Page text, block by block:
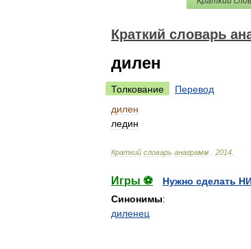
Краткий словарь
дилен
Толкование
Перевод
дилен
ледин
Краткий словарь анаграмм 2014
Игры ⚽
Нужно сделать
Синонимы:
диленец